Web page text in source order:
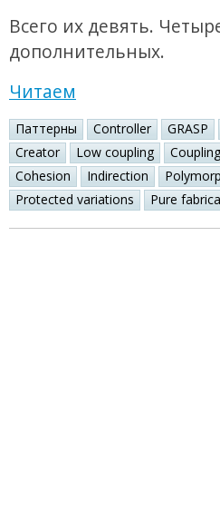
Всего их девять.
дополнительных.
Читаем
Паттерны Controller GRASP
Creator
Low coupling Coupling
Cohesion
Indirection
Protected variations
Pure